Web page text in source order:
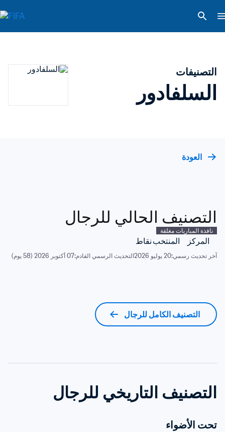
التصنيفات
السلفادور
العودة
التصنيف الحالي للرجال
نافذة المباريات مغلقة
المركز المنتخب نقاط
آخر تحديث رسمي:20 يوليو 2026 التحديث الرسمي القادم:07 أكتوبر 2026 (58 يوم)
التصنيف الكامل للرجال
التصنيف التاريخي للرجال
تحت الأضواء